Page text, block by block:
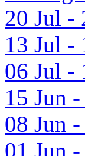
20 Jul -
13 Jul -
06 Jul -
15 Jun
08 Jun
01 Jun